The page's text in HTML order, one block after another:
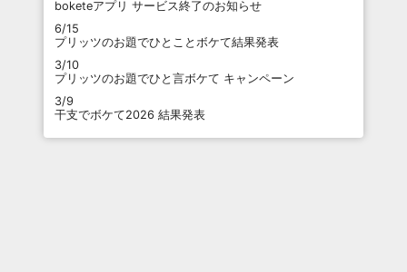
boketeアプリ サービス終了のお知らせ
6/15
プリッツのお題でひとことボケて結果発表
3/10
プリッツのお題でひと言ボケて キャンペーン
3/9
干支でボケて2026 結果発表